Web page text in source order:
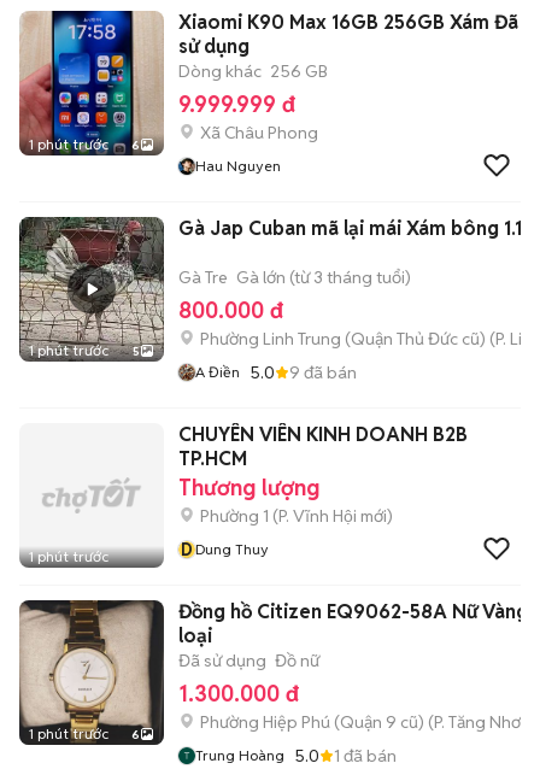
1 phút trước 6
Xiaomi K90 Max 16GB 256GB Xám Đã
sử dụng
Dòng khác 256 GB
9.999.999 đ
Xã Châu Phong
Hau Nguyen
1 phút trước 5
Gà Jap Cuban mã lại mái Xám bông
Gà Tre Gà lớn (từ 3 tháng tuổi)
800.000 đ
Phường Linh Trung (Quận Thủ Đức cũ) (P.
A Điền 5.0 9 đã bán
1 phút trước
CHUYÊN VIÊN KINH DOANH B2B
TP.HCM
Thương lượng
Phường 1 (P. Vĩnh Hội mới)
DDung Thuy
1 phút trước 6
Đồng hồ Citizen EQ9062-58A Nữ Vàng
loại
Đã sử dụng Đồ nữ
1.300.000 đ
Phường Hiệp Phú (Quận 9 cũ) (P. Tăng Nhơn
Trung Hoàng 5.0 1 đã bán